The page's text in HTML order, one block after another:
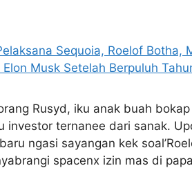
Rusyd, iku anak buah
investor ternanee dari sanak.
ngasi sayangan kek
spacenx izin mas di